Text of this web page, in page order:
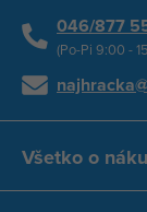
046/877
(Po-Pi 9:00 -
Všetko o